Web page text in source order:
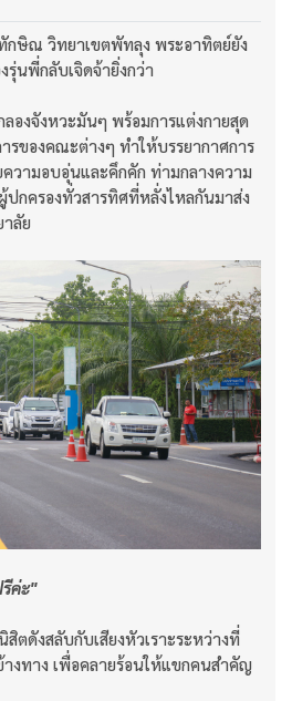
กษิณ วิทยาเขตพัทลุง พระอาทิตย์ยัง
นพี่กลับเจิดจ้ายิ่งกว่า
ลองจังหวะมันๆ พร้อมการแต่งกายสุด
รของคณะต่างๆ ทำให้บรรยากาศการ
วามอบอุ่นและคึกคัก ท่ามกลางความ
กครองทั่วสารทิศที่หลั่งไหลกันมาส่ง
ลัย
ค่ะ"
สิตดังสลับกับเสียงหัวเราะระหว่างที่
งทาง เพื่อคลายร้อนให้แขกคนสำคัญ